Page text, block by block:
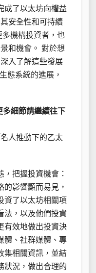
成了以太坊向權益
安全性和可持續
機構投資者，也
和機會。 對於想
入了解這些發展
態系統的進展，
多細節請繼續往下
人推動下的乙太
，把握投資機會：
的影響顯而易見，
資了以太坊相關項
法，以及他們投資
有效地做出投資決
體、社群媒體、專
集相關資訊，並結
狀況，做出合理的